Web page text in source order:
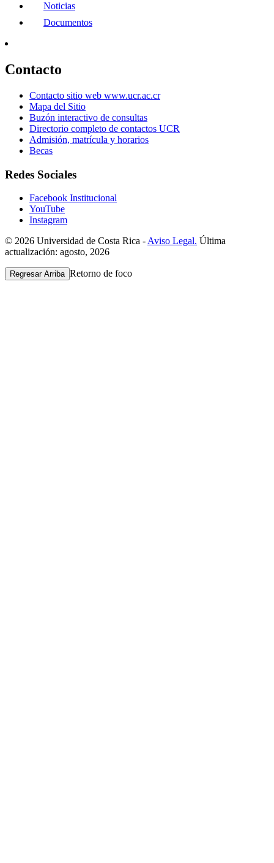
Noticias
Documentos
Contacto
Contacto sitio web www.ucr.ac.cr
Mapa del Sitio
Buzón interactivo de consultas
Directorio completo de contactos UCR
Admisión, matrícula y horarios
Becas
Redes Sociales
Facebook Institucional
YouTube
Instagram
© 2026 Universidad de Costa Rica - Aviso Legal. Última
actualización: agosto, 2026
Regresar Arriba Retorno de foco